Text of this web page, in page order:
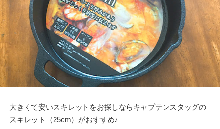
大きくて安いスキレットをお探しならキャプテンスタッグの
スキレット（25cm）がおすすめ♪